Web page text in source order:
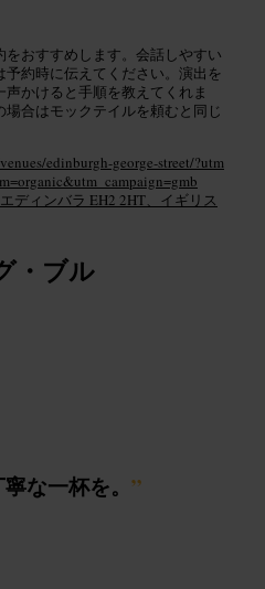
おすすめします。会話しやすい
約時に伝えてください。演出を
かけると手順を教えてくれま
合はモックテイルを頼むと同じ
edinburgh-george-street/?utm
ディンバラ EH2 2HT、イギリス
・ブル
な一杯を。 ”